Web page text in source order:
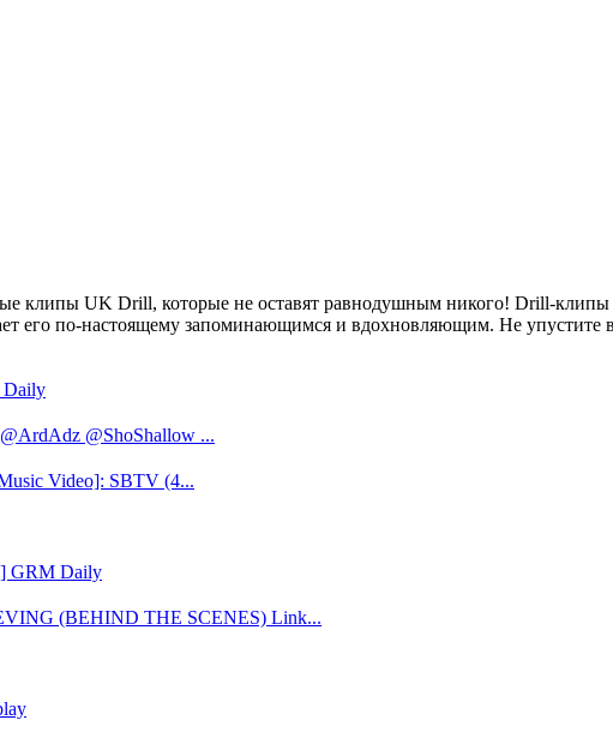
клипы UK Drill, которые не оставят равнодушным никого! Drill-клипы
его по-настоящему запоминающимся и вдохновляющим. Не упустите
Daily
@ShoShallow ...
Video]: SBTV (4...
GRM Daily
(BEHIND THE SCENES) Link...